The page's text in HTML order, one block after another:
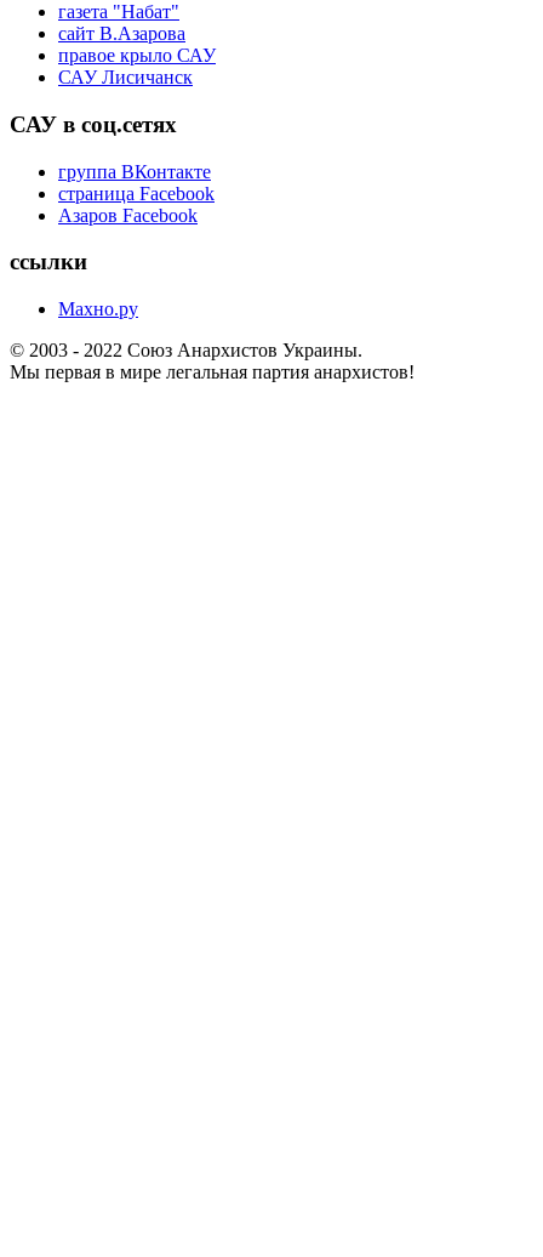
газета "Набат"
сайт В.Азарова
правое крыло САУ
САУ Лисичанск
САУ в соц.сетях
группа ВКонтакте
страница Facebook
Азаров Facebook
ссылки
Махно.ру
© 2003 - 2022 Союз Анархистов Украины.
Мы первая в мире легальная партия анархистов!